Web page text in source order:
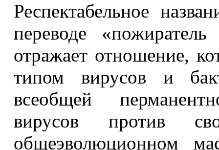
Респектабельное
переводе
отражает отношение,
типом вирусов и
всеобщей
вирусов против
общеэволюционном